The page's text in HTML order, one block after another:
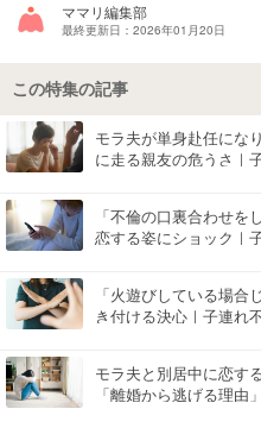
マネー
トレンド・イベント
ママリ編集部
最終更新日：2026年01月20日
この特集の記事
モラ夫が単身赴任にな
に走る親友の危うさ｜
「不倫の口裏合わせ
恋する姿にショック｜
「火遊びしている場
き付ける決心｜子連れ
モラ夫と別居中に恋す
「離婚から逃げる理由